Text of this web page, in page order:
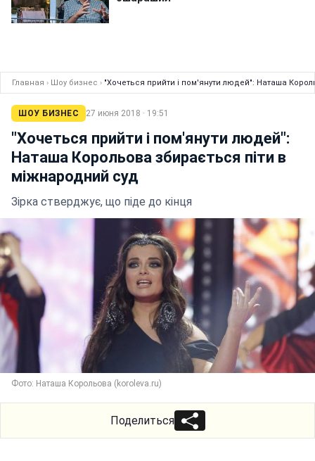
Главная › Шоу бизнес › "Хочеться прийти і пом'янути людей": Наташа
ШОУ БИЗНЕС 27 июня 2018 · 19:51
"Хочеться прийти і пом'янути людей":
Наташа Корольова збирається піти в
міжнародний суд
Зірка стверджує, що піде до кінця
Фото: Наташа Корольова (koroleva.ru)
Поделиться